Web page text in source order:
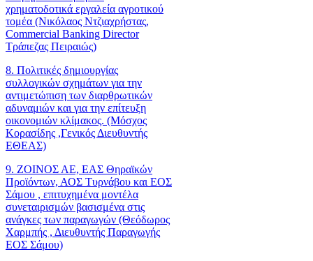
χρηματοδοτικά εργαλεία αγροτικού
τομέα (Νικόλαος Ντζιαχρήστας,
Commercial Banking Director
Τράπεζας Πειραιώς)
8. Πολιτικές δημιουργίας
συλλογικών σχημάτων για την
αντιμετώπιση των διαρθρωτικών
αδυναμιών και για την επίτευξη
οικονομιών κλίμακος. (Μόσχος
Κορασίδης ,Γενικός Διευθυντής
ΕΘΕΑΣ)
9. ΖΟΙΝΟΣ ΑΕ, ΕΑΣ Θηραϊκών
Προϊόντων, ΑΟΣ Τυρνάβου και ΕΟΣ
Σάμου , επιτυχημένα μοντέλα
συνεταιρισμών βασισμένα στις
ανάγκες των παραγωγών (Θεόδωρος
Χαρμπής , Διευθυντής Παραγωγής
ΕΟΣ Σάμου)